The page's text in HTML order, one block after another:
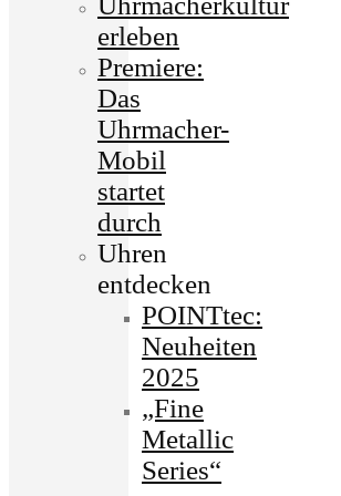
erleben
Premiere:
Das
Uhrmacher-
Mobil
startet
durch
Uhren
entdecken
POINTtec:
Neuheiten
2025
„Fine
Metallic
Series“